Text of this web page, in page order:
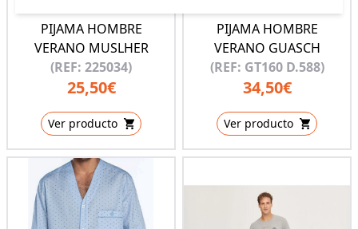
PIJAMA HOMBRE
VERANO MUSLHER
(REF: 225034)
25,50€
Ver producto
PIJAMA HOMBRE
VERANO GUASCH
(REF: GT160 D.588)
34,50€
Ver producto